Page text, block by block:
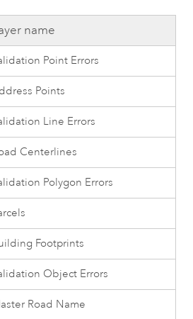
name
Point Errors
Points
Line Errors
Centerlines
Polygon Errors
Footprints
Object Errors
Road Name